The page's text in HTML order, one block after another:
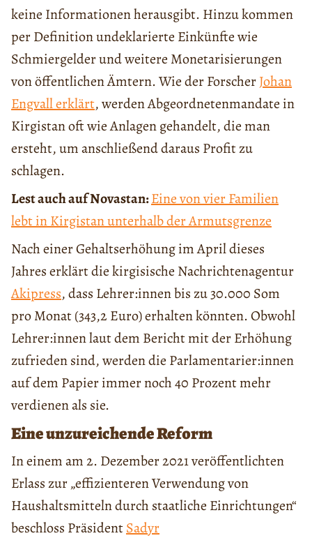
keine Informationen herausgibt. Hinzu kommen
per Definition undeklarierte Einkünfte wie
Schmiergelder und weitere Monetarisierungen
von öffentlichen Ämtern. Wie der ForscherJohan
Engvall erklärt, werden Abgeordnetenmandate in
Kirgistan oft wie Anlagen gehandelt, die man
ersteht, um anschließend daraus Profit zu
schlagen.
Lest auch auf Novastan:Eine von vier Familien
lebt in Kirgistan unterhalb der Armutsgrenze
Nach einer Gehaltserhöhung im April dieses
Jahres erklärt die kirgisische Nachrichtenagentur
Akipress, dass Lehrer:innen bis zu 30.000 Som
pro Monat (343,2 Euro) erhalten könnten. Obwohl
Lehrer:innen laut dem Bericht mit der Erhöhung
zufrieden sind, werden die Parlamentarier:innen
auf dem Papier immer noch 40 Prozent mehr
verdienen als sie.
Eine unzureichende Reform
In einem am 2. Dezember 2021 veröffentlichten
Erlass zur „effizienteren Verwendung von
Haushaltsmitteln durch staatliche Einrichtungen“
beschloss PräsidentSadyr